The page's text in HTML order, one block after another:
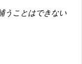
うことはできない